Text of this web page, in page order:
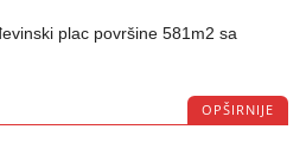
plac površine 581m2 sa
OPŠIRNIJE